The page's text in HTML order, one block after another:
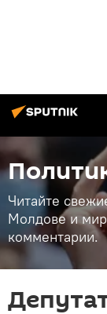
Читайте
Молдове и
комментарии.